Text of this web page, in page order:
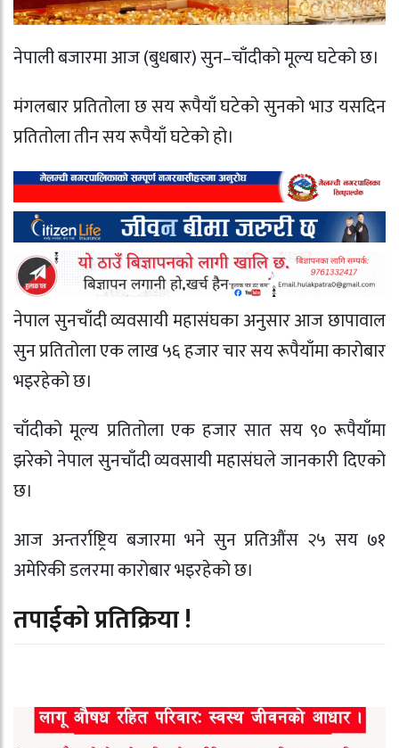
नेपाली बजारमा आज (बुधबार) सुन–चाँदीको मूल्य घटेको छ।
मंगलबार प्रतितोला छ सय रूपैयाँ घटेको सुनको भाउ यसदिन
प्रतितोला तीन सय रूपैयाँ घटेको हो।
नेपाल सुनचाँदी व्यवसायी महासंघका अनुसार आज छापावाल
सुन प्रतितोला एक लाख ५६ हजार चार सय रूपैयाँमा कारोबार
भइरहेको छ।
चाँदीको मूल्य प्रतितोला एक हजार सात सय ९० रूपैयाँमा
झरेको नेपाल सुनचाँदी व्यवसायी महासंघले जानकारी दिएको
छ।
आज अन्तर्राष्ट्रिय बजारमा भने सुन प्रतिऔंस २५ सय ७१
अमेरिकी डलरमा कारोबार भइरहेको छ।
तपाईको प्रतिक्रिया !